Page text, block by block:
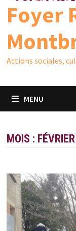
Foyer
Actions sociales,
MENU
MOIS :